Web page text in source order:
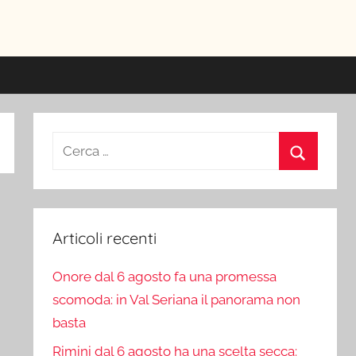
Ricerca
Articoli recenti
Onore dal 6 agosto fa una promessa
scomoda: in Val Seriana il panorama non
basta
Rimini dal 6 agosto ha una scelta secca: